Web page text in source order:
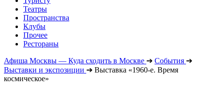
Театры
Пространства
Клубы
Прочее
Рестораны
Афиша Москвы — Куда сходить в Москве ➔ События ➔
Выставки и экспозиции ➔ Выставка «1960-е. Время
космическое»